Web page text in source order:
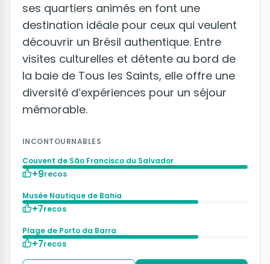
ses quartiers animés en font une
destination idéale pour ceux qui veulent
découvrir un Brésil authentique. Entre
visites culturelles et détente au bord de
la baie de Tous les Saints, elle offre une
diversité d’expériences pour un séjour
mémorable.
INCONTOURNABLES
Couvent de São Francisco du Salvador
+9recos
Musée Nautique de Bahia
+7recos
Plage de Porto da Barra
+7recos